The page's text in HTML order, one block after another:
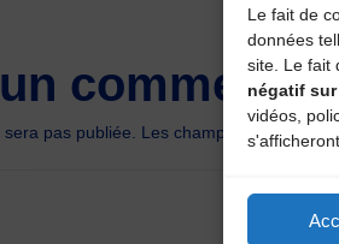
Le fait de
données
site. Le fait
négatif
vidéos,
pas publiée. Les champs obligatoires